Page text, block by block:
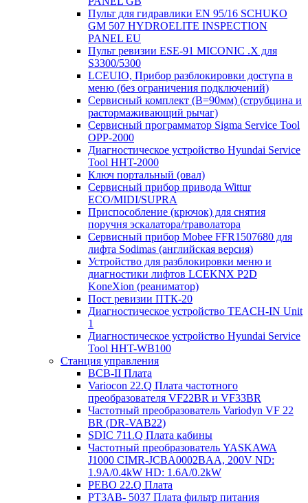
Пульт для гидравлики EN 95/16 SCHUKO
GM 507 HYDROELITE INSPECTION
PANEL EU
Пульт ревизии ESE-91 MICONIC .X для
S3300/5300
LCEUIO, Прибор разблокировки доступа в
меню (без ограничения подключений)
Сервисный комплект (В=90мм) (струбцина и
растормаживающий рычаг)
Сервисный программатор Sigma Service Tool
OPP-2000
Диагностическое устройство Hyundai Service
Tool HHT-2000
Ключ портальный (овал)
Сервисный прибор привода Wittur
ECO/MIDI/SUPRA
Приспособление (крючок) для снятия
поручня эскалатора/траволатора
Сервисный прибор Mobee FFR1507680 для
лифта Sodimas (английская версия)
Устройство для разблокировки меню и
диагностики лифтов LCEKNX P2D
KoneXion (реаниматор)
Пост ревизии ПТК-20
Диагностическое устройство TEACH-IN Unit
1
Диагностическое устройство Hyundai Service
Tool HHT-WB100
Станция управления
BCB-II Плата
Variocon 22.Q Плата частотного
преобразователя VF22BR и VF33BR
Частотный преобразователь Variodyn VF 22
BR (DR-VAB22)
SDIC 711.Q Плата кабины
Частотный преобразователь YASKAWA
J1000 CIMR-JCBA0002BAA, 200V ND:
1.9A/0.4kW HD: 1.6A/0.2kW
PEBO 22.Q Плата
РТ3АВ- 5037 Плата фильтр питания